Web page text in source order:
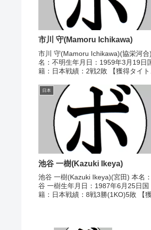
市川 守(Mamoru Ichikawa)
市川 守(Mamoru Ichikawa)(協栄河合
名：不明生年月日：1959年3月19日
籍：日本戦績：2戦2敗 【獲得タイト
定 (採点不明) 山下 孝(大
鵬)1980/03/25 ●...
日本
池谷 一樹(Kazuki Ikeya)
池谷 一樹(Kazuki Ikeya)(宮田) 本名
谷 一樹生年月日：1987年6月25日国
籍：日本戦績：8戦3勝(1KO)5敗 【獲